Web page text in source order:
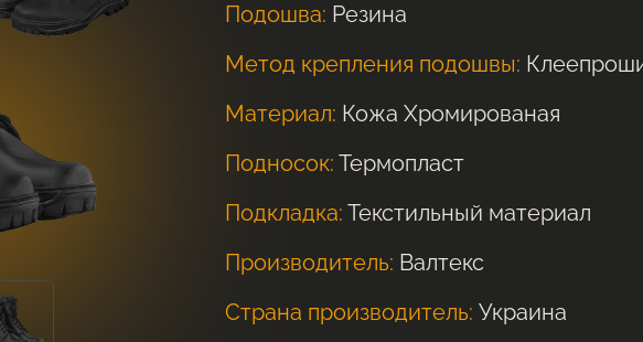
Подошва: Резина
Метод крепления подошвы:
Материал: Кожа Хромированая
Подносок: Термопласт
Подкладка: Текстильный материал
Производитель: Валтекс
Страна производитель: Украина